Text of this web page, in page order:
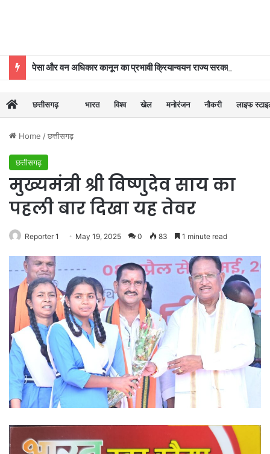
छत्तीसगढ़ भारत विश्व खेल मनोरंजन नौकरी लाइफ
Home /छत्तीसगढ़
छत्तीसगढ़
मुख्यमंत्री श्री विष्णुदेव साय का
पहली बार दिखा यह तेवर
Reporter 1 May 19, 2025 0 83 1 minute read